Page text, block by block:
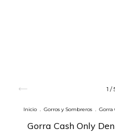
1 /
Inicio . Gorros y Sombreros . Gorra
Gorra Cash Only